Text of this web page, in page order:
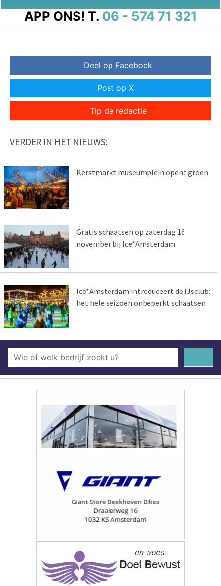
APP ONS! T. 06 - 574 71 321
Deel op Facebook
Post op X
Tip de redactie
VERDER IN HET NIEUWS:
Kerstmarkt museumplein opent groen
Gratis schaatsen op zaterdag 16
november bij Ice*Amsterdam
Ice*Amsterdam introduceert de IJsclub:
het hele seizoen onbeperkt schaatsen